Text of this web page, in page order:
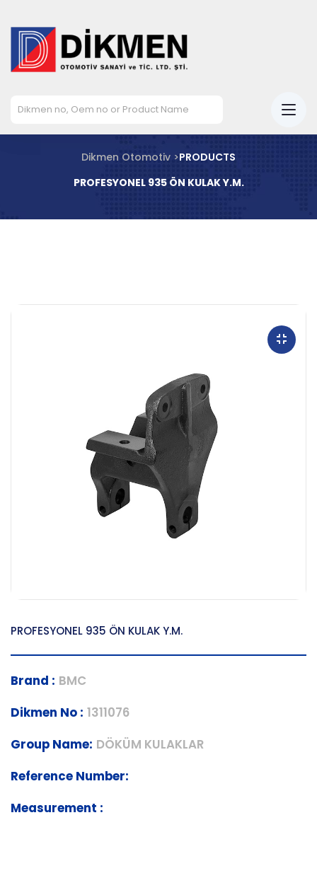
Dikmen Otomotiv >PRODUCTS
PROFESYONEL 935 ÖN KULAK Y.M.
PROFESYONEL 935 ÖN KULAK Y.M.
Brand : BMC
Dikmen No : 1311076
Group Name: DÖKÜM KULAKLAR
Reference Number:
Measurement :